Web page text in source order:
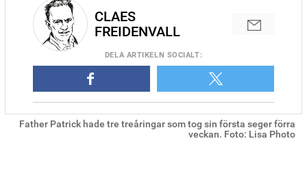
Father Patrick hade tre treåringar som tog sin första seger förra
veckan. Foto: Lisa Photo
CLAES
FREIDENVALL
DELA ARTIKELN SOCIALT: